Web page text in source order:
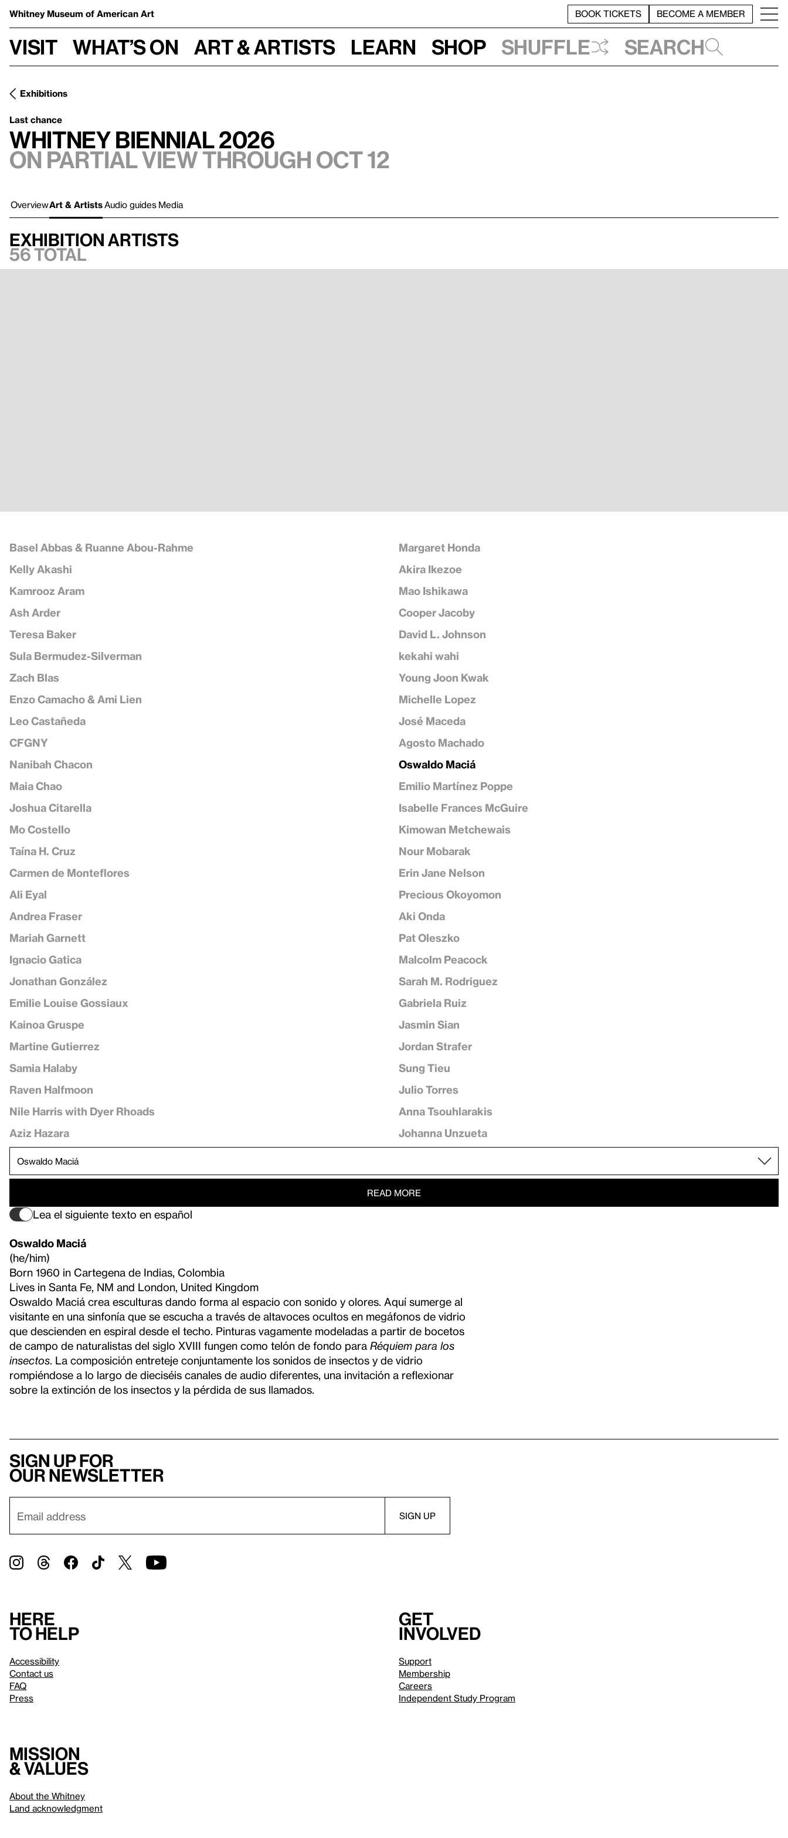
Whitney Museum of American Art BOOK TICKETS BECOME A MEMBER
Visit What’s on Art & Artists Learn Shop Shuffle Search
Exhibitions
Last chance
Whitney Biennial 2026
On Partial view through Oct 12
OverviewArt & Artists Audio guides Media
Exhibition artists
56 total
Basel Abbas & Ruanne Abou-Rahme
Kelly Akashi
Kamrooz Aram
Ash Arder
Teresa Baker
Sula Bermudez-Silverman
Zach Blas
Enzo Camacho & Ami Lien
Leo Castañeda
CFGNY
Nanibah Chacon
Maia Chao
Joshua Citarella
Mo Costello
Taína H. Cruz
Carmen de Monteflores
Ali Eyal
Andrea Fraser
Mariah Garnett
Ignacio Gatica
Jonathan González
Emilie Louise Gossiaux
Kainoa Gruspe
Martine Gutierrez
Samia Halaby
Raven Halfmoon
Nile Harris with Dyer Rhoads
Aziz Hazara
Margaret Honda
Akira Ikezoe
Mao Ishikawa
Cooper Jacoby
David L. Johnson
kekahi wahi
Young Joon Kwak
Michelle Lopez
José Maceda
Agosto Machado
Oswaldo Maciá
Emilio Martínez Poppe
Isabelle Frances McGuire
Kimowan Metchewais
Nour Mobarak
Erin Jane Nelson
Precious Okoyomon
Aki Onda
Pat Oleszko
Malcolm Peacock
Sarah M. Rodriguez
Gabriela Ruiz
Jasmin Sian
Jordan Strafer
Sung Tieu
Julio Torres
Anna Tsouhlarakis
Johanna Unzueta
READ MORE
Lea el siguiente texto en español
Oswaldo Maciá
(he/him)
Born 1960 in Cartegena de Indias, Colombia
Lives in Santa Fe, NM and London, United Kingdom
Oswaldo Maciá crea esculturas dando forma al espacio con sonido y olores. Aquí sumerge al
visitante en una sinfonía que se escucha a través de altavoces ocultos en megáfonos de vidrio
que descienden en espiral desde el techo. Pinturas vagamente modeladas a partir de bocetos
de campo de naturalistas del siglo XVIII fungen como telón de fondo para Réquiem para los
insectos . La composición entreteje conjuntamente los sonidos de insectos y de vidrio
rompiéndose a lo largo de dieciséis canales de audio diferentes, una invitación a reflexionar
sobre la extinción de los insectos y la pérdida de sus llamados.
Sign up for
our newsletter
Here
to help
Accessibility
Contact us
FAQ
Press
Get
involved
Support
Membership
Careers
Independent Study Program
Mission
& values
About the Whitney
Land acknowledgment